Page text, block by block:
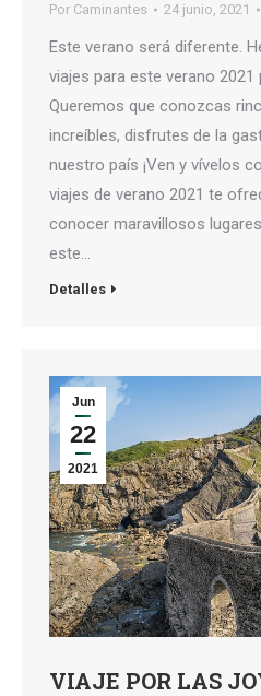
Por Caminantes 24 junio, 2021
Este verano será diferente.
viajes para este verano 2021
Queremos que conozcas
increíbles, disfrutes de la
nuestro país ¡Ven y vívelos
viajes de verano 2021 te
conocer maravillosos
este…
Detalles
Jun
22
2021
VIAJE POR LAS